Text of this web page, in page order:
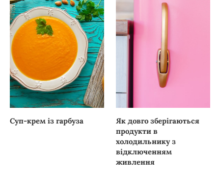
Суп-крем із гарбуза
Як довго зберігаються
продукти в
холодильнику з
відключенням
живлення